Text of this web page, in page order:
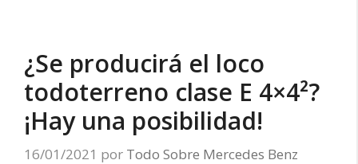
¿Se producirá el loco
todoterreno clase E 4×4²?
¡Hay una posibilidad!
16/01/2021 por Todo Sobre Mercedes Benz